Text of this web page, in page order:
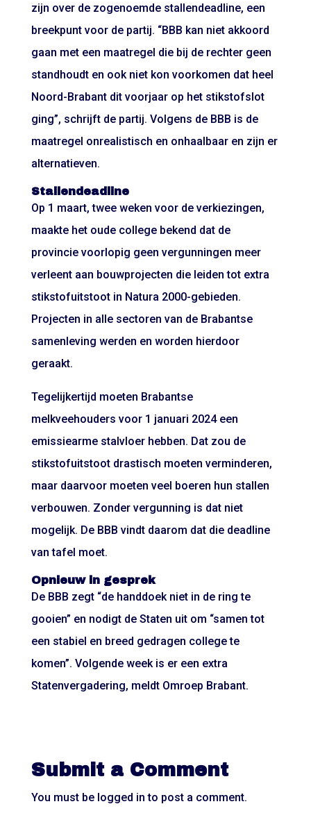
zijn over de zogenoemde stallendeadline, een
breekpunt voor de partij. “BBB kan niet akkoord
gaan met een maatregel die bij de rechter geen
standhoudt en ook niet kon voorkomen dat heel
Noord-Brabant dit voorjaar op het stikstofslot
ging”, schrijft de partij. Volgens de BBB is de
maatregel onrealistisch en onhaalbaar en zijn er
alternatieven.
Stallendeadline
Op 1 maart, twee weken voor de verkiezingen,
maakte het oude college bekend dat de
provincie voorlopig geen vergunningen meer
verleent aan bouwprojecten die leiden tot extra
stikstofuitstoot in Natura 2000-gebieden.
Projecten in alle sectoren van de Brabantse
samenleving werden en worden hierdoor
geraakt.
Tegelijkertijd moeten Brabantse
melkveehouders voor 1 januari 2024 een
emissiearme stalvloer hebben. Dat zou de
stikstofuitstoot drastisch moeten verminderen,
maar daarvoor moeten veel boeren hun stallen
verbouwen. Zonder vergunning is dat niet
mogelijk. De BBB vindt daarom dat die deadline
van tafel moet.
Opnieuw in gesprek
De BBB zegt “de handdoek niet in de ring te
gooien” en nodigt de Staten uit om “samen tot
een stabiel en breed gedragen college te
komen”. Volgende week is er een extra
Statenvergadering, meldt Omroep Brabant.
Submit a Comment
You must be logged in to post a comment.